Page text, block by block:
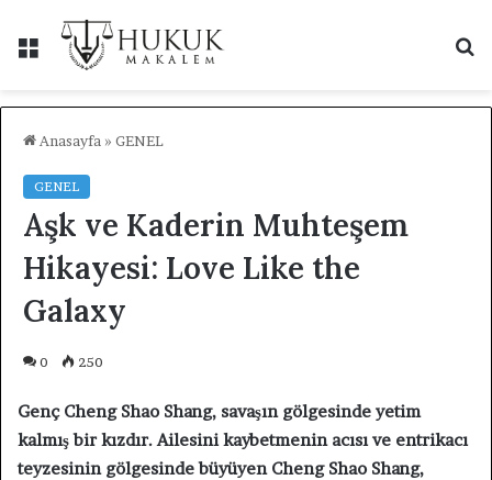
Menü
...
Anasayfa » GENEL
GENEL
Aşk ve Kaderin Muhteşem
Hikayesi: Love Like the
Galaxy
0 250
Genç Cheng Shao Shang, savaşın gölgesinde yetim
kalmış bir kızdır. Ailesini kaybetmenin acısı ve entrikacı
teyzesinin gölgesinde büyüyen Cheng Shao Shang,